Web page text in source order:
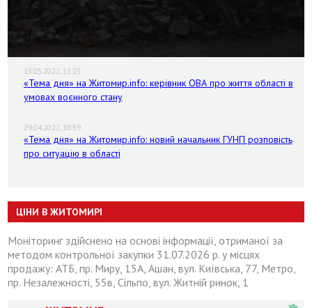
13.05.2022, 13:25
«Тема дня» на Житомир.info: керівник ОВА про життя області в
умовах воєнного стану
29.04.2022, 10:59
«Тема дня» на Житомир.info: новий начальник ГУНП розповість
про ситуацію в області
ЦІНИ В ЖИТОМИРІ
Моніторинг здійснено на основі інформації, отриманої за
методом контрольної закупки 31.07.2026 р. у місцях
продажу: АТБ, пр. Миру, 15А, Ашан, вул. Київська, 77, Метро,
пр. Незалежності, 55в, Сільпо, вул. Житній ринок, 1